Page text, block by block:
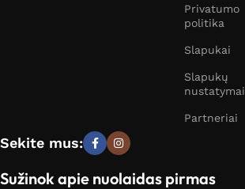
Privatumo
politika
Slapukai
Slapukų
nustatymai
Partneriai
Sekite mus:
Sužinok apie nuolaidas pirmas